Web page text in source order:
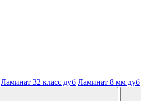
Ламинат 32 класс дуб Ламинат 8 мм дуб